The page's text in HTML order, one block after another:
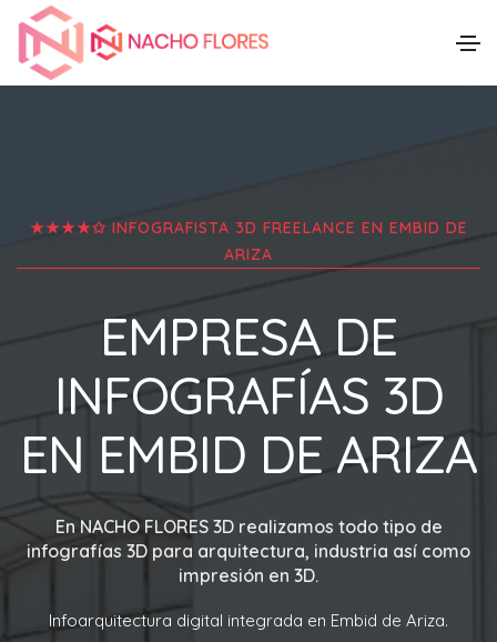
★★★★✩ INFOGRAFISTA 3D FREELANCE EN EMBID DE
ARIZA
EMPRESA DE
INFOGRAFÍAS 3D
EN EMBID DE ARIZA
En NACHO FLORES 3Drealizamos todo tipo de
infografías 3D para arquitectura, industria así como
impresión en 3D.
Infoarquitectura digital integrada en Embid de Ariza.